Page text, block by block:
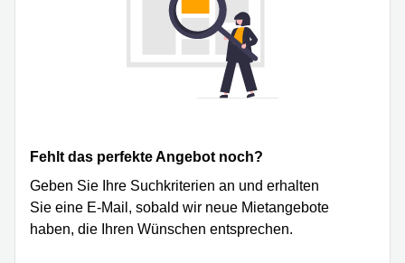
Fehlt das perfekte Angebot noch?
Geben Sie Ihre Suchkriterien an und erhalten
Sie eine E-Mail, sobald wir neue Mietangebote
haben, die Ihren Wünschen entsprechen.